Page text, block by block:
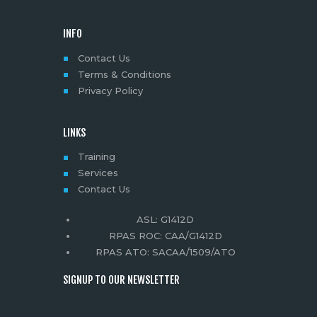
T
I
O
INFO
Contact Us
Terms & Conditions
Privacy Policy
LINKS
Training
Services
Contact Us
ASL: G1412D
RPAS ROC: CAA/G1412D
RPAS ATO: SACAA/1509/ATO
SIGNUP TO OUR NEWSLETTER